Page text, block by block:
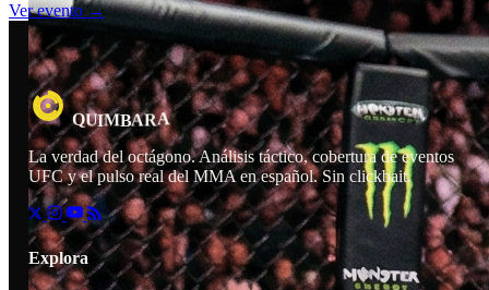
Ver evento →
QUIMBARA
La verdad del octágono. Análisis táctico, cobertura de eventos
UFC y el pulso real del MMA en español. Sin clickbait.
Explora